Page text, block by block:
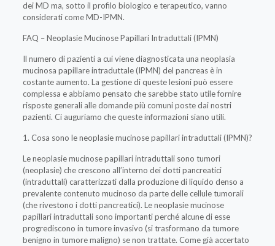
dei MD ma, sotto il profilo biologico e terapeutico, vanno
considerati come MD-IPMN.
FAQ – Neoplasie Mucinose Papillari Intraduttali (IPMN)
Il numero di pazienti a cui viene diagnosticata una neoplasia
mucinosa papillare intraduttale (IPMN) del pancreas è in
costante aumento. La gestione di queste lesioni può essere
complessa e abbiamo pensato che sarebbe stato utile fornire
risposte generali alle domande più comuni poste dai nostri
pazienti. Ci auguriamo che queste informazioni siano utili.
1. Cosa sono le neoplasie mucinose papillari intraduttali (IPMN)?
Le neoplasie mucinose papillari intraduttali sono tumori
(neoplasie) che crescono all’interno dei dotti pancreatici
(intraduttali) caratterizzati dalla produzione di liquido denso a
prevalente contenuto mucinoso da parte delle cellule tumorali
(che rivestono i dotti pancreatici). Le neoplasie mucinose
papillari intraduttali sono importanti perché alcune di esse
progrediscono in tumore invasivo (si trasformano da tumore
benigno in tumore maligno) se non trattate. Come già accertato